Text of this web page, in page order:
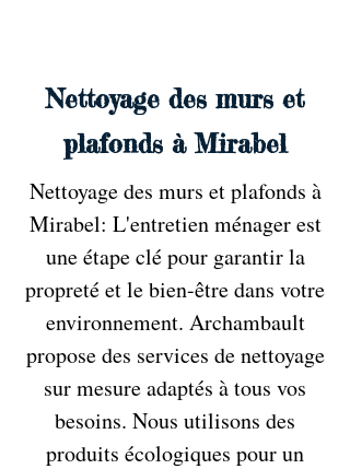
Nettoyage des murs et
plafonds à Mirabel
Nettoyage des murs et plafonds à
Mirabel: L'entretien ménager est
une étape clé pour garantir la
propreté et le bien-être dans votre
environnement. Archambault
propose des services de nettoyage
sur mesure adaptés à tous vos
besoins. Nous utilisons des
produits écologiques pour un